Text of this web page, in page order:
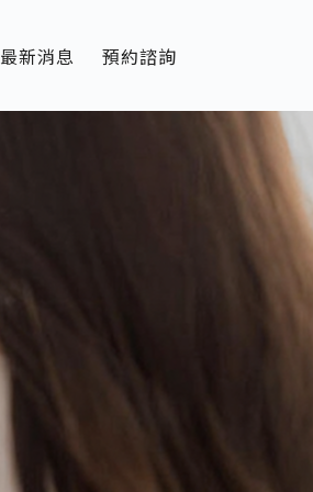
最新消息 預約諮詢